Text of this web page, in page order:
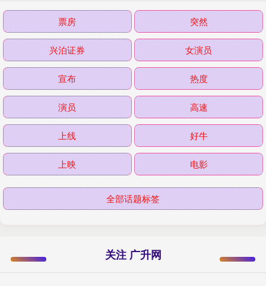
票房 突然
兴泊证券 女演员
宣布 热度
演员 高速
上线 好牛
上映 电影
全部话题标签
关注 广升网